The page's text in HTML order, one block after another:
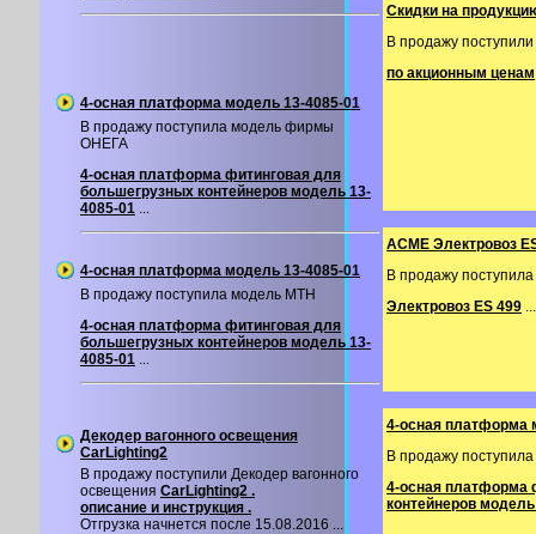
4-осная платформа модель 13-4085-01
В продажу поступила модель фирмы
ОНЕГА
4-осная платформа фитинговая для
большегрузных контейнеров модель 13-
4085-01 ...
4-осная платформа модель 13-4085-01
В продажу поступила модель MTH
4-осная платформа фитинговая для
большегрузных контейнеров модель 13-
4085-01 ...
Декодер вагонного освещения
CarLighting2
В продажу поступили Декодер вагонного
освещения CarLighting2 .
описание и инструкция .
Отгрузка начнется после 15.08.2016 ...
Скидки на
В продажу
по акционным ценам
ACME Электровоз
В продажу
Электровоз ES 499 ...
4-осная платформа
В продажу
4-осная платформа
контейнеров